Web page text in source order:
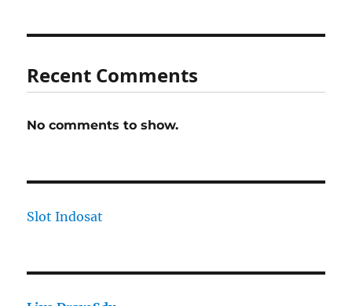
Recent Comments
No comments to show.
Slot Indosat